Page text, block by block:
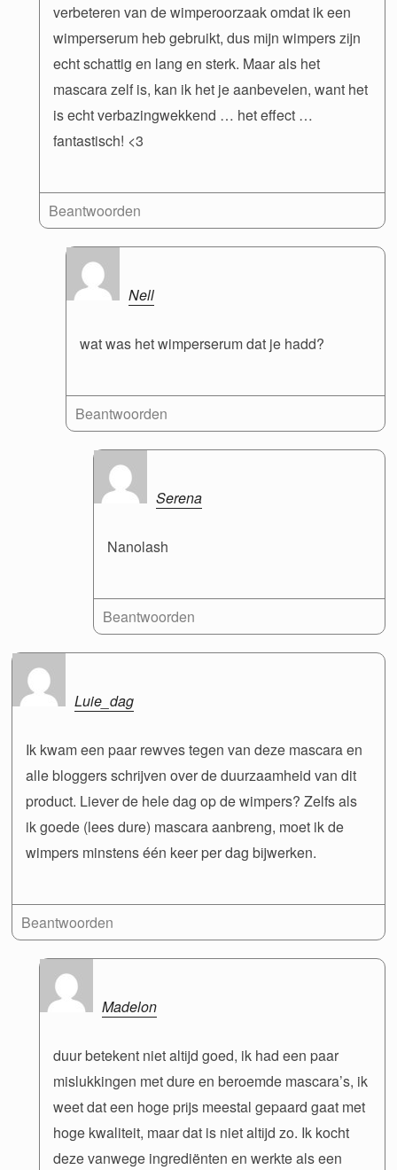
verbeteren van de wimperoorzaak omdat ik een
wimperserum heb gebruikt, dus mijn wimpers zijn
echt schattig en lang en sterk. Maar als het
mascara zelf is, kan ik het je aanbevelen, want het
is echt verbazingwekkend … het effect …
fantastisch! <3
Beantwoorden
Nell
wat was het wimperserum dat je hadd?
Beantwoorden
Serena
Nanolash
Beantwoorden
Luie_dag
Ik kwam een ​​paar rewves tegen van deze mascara en
alle bloggers schrijven over de duurzaamheid van dit
product. Liever de hele dag op de wimpers? Zelfs als
ik goede (lees dure) mascara aanbreng, moet ik de
wimpers minstens één keer per dag bijwerken.
Beantwoorden
Madelon
duur betekent niet altijd goed, ik had een paar
mislukkingen met dure en beroemde mascara’s, ik
weet dat een hoge prijs meestal gepaard gaat met
hoge kwaliteit, maar dat is niet altijd zo. Ik kocht
deze vanwege ingrediënten en werkte als een